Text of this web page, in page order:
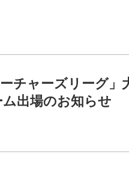
チャーズリーグ」
出場のお知らせ